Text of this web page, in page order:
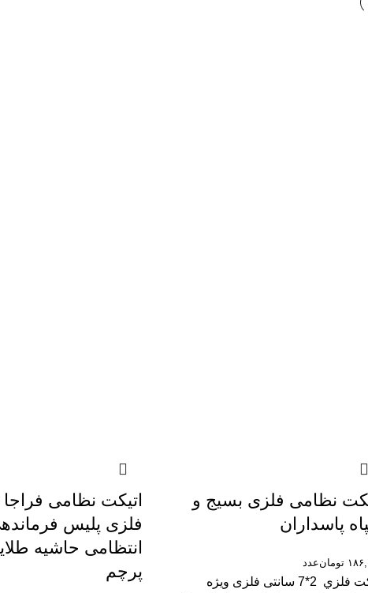
نظامی فلزی بسیج و
پاسداران
تومانعدد
اتیکت فلزي 2*7 سانتی فلزی ویژه
اتیکت نظامی
فلزی پلیس
انتظامی حاشیه
پرچم